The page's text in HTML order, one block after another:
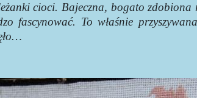
cioci. Bajeczna, bogato
fascynować. To właśnie